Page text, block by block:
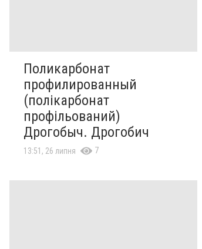
Поликарбонат
профилированный
(полікарбонат
профільований)
Дрогобыч. Дрогобич
13:51, 26 липня 7